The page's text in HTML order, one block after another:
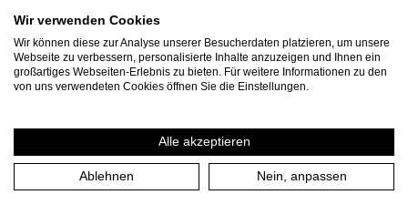
Beginn der ersten Spielzeit 1981/1982.
Zuhause
Eröffnung des kleinen Theatersaals im ehemaligen Solbad im
Raffelbergpark mit der Neuinszenierung "Der Zyklop" von
Wir verwenden Cookies
Wir können diese zur Analyse unserer Besucherdaten platzieren, um unsere
Webseite zu verbessern, personalisierte Inhalte anzuzeigen und Ihnen ein
großartiges Webseiten-Erlebnis zu bieten. Für weitere Informationen zu den
von uns verwendeten Cookies öffnen Sie die Einstellungen.
Alle akzeptieren
Ablehnen Nein, anpassen